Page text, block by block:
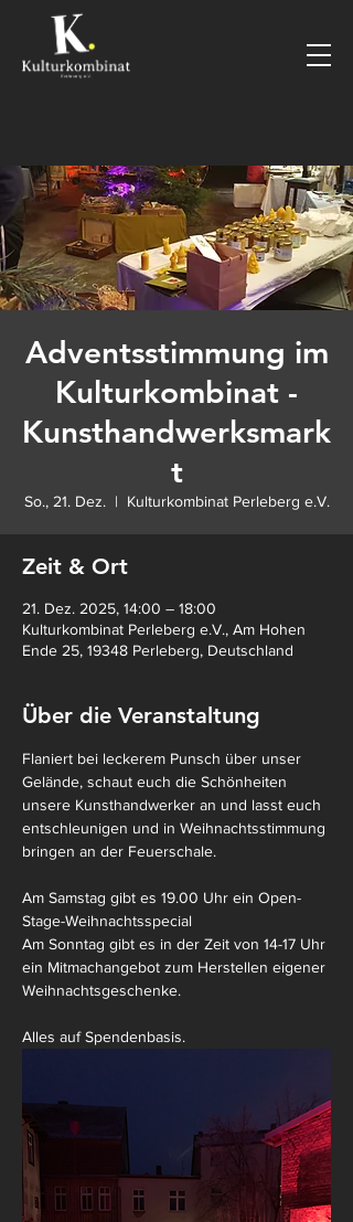
Adventsstimmung im
Kulturkombinat -
Kunsthandwerksmark
t
So., 21. Dez.
  |
Kulturkombinat Perleberg e.V.
Zeit & Ort
21. Dez. 2025, 14:00 – 18:00
Kulturkombinat Perleberg e.V., Am Hohen
Ende 25, 19348 Perleberg, Deutschland
Über die Veranstaltung
Flaniert bei leckerem Punsch über unser
Gelände, schaut euch die Schönheiten
unsere Kunsthandwerker an und lasst euch
entschleunigen und in Weihnachtsstimmung
bringen an der Feuerschale.
Am Samstag gibt es 19.00 Uhr ein Open-
Stage-Weihnachtsspecial
Am Sonntag gibt es in der Zeit von 14-17 Uhr
ein Mitmachangebot zum Herstellen eigener
Weihnachtsgeschenke.
Alles auf Spendenbasis.